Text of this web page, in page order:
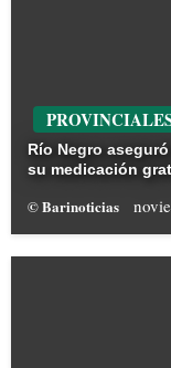
Río Negro
su medicación
© Barinoticias